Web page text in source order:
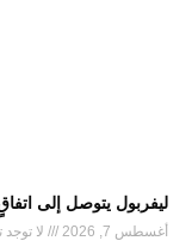
ليفربول يتوصل إلى
أغسطس 7, 2026 لا توجد